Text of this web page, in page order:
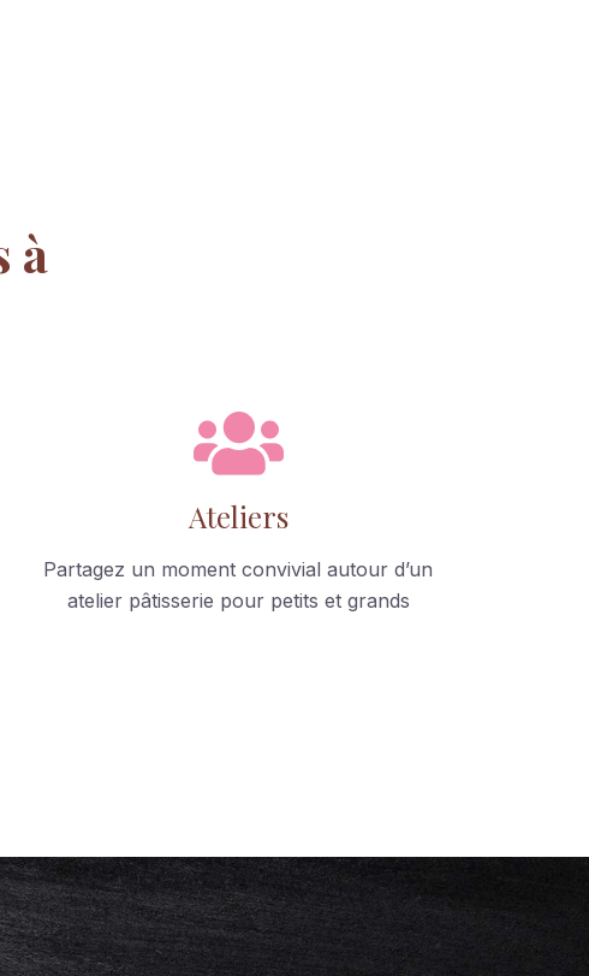
à
Ateliers
Partagez un moment convivial autour d’un
atelier pâtisserie pour petits et grands